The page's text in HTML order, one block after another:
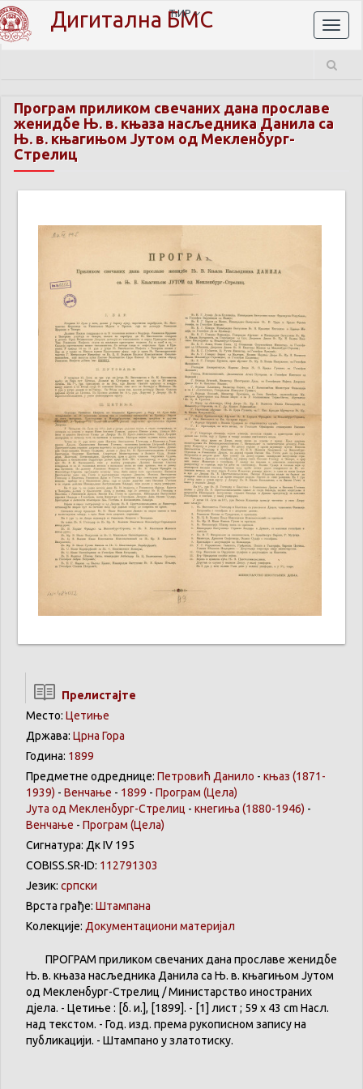
Дигитална БМС
ЋИР
Програм приликом свечаних дана прославе
женидбе Њ. в. књаза насљедника Данила са
Њ. в. књагињом Јутом од Мекленбург-
Стрелиц
Прелистајте
Место: Цетиње
Држава: Црна Гора
Година: 1899
Предметне одреднице: Петровић Данило - књаз (1871-
1939) - Венчање - 1899 - Програм (Цела)
Јута од Мекленбург-Стрелиц - кнегиња (1880-1946) -
Венчање - Програм (Цела)
Сигнатура: Дк IV 195
COBISS.SR-ID: 112791303
Језик: српски
Врста грађе: Штампана
Колекције: Документациони материјал
ПРОГРАМ приликом свечаних дана прославе женидбе
Њ. в. књаза насљедника Данила са Њ. в. књагињом Јутом
од Мекленбург-Стрелиц / Министарство иностраних
дјела. - Цетиње : [б. и.], [1899]. - [1] лист ; 59 x 43 cm Насл.
над текстом. - Год. изд. према рукописном запису на
публикацији. - Штампано у златотиску.